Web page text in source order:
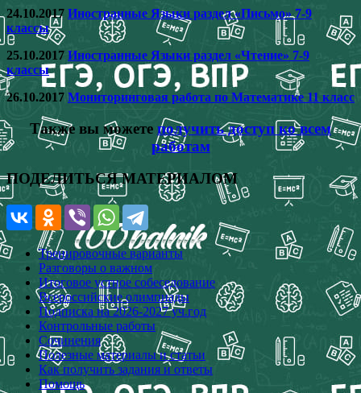
24.10.2017 Иностранные Языки раздел «Письмо» 7-9
классы
25.10.2017 Иностранные Языки раздел «Чтение» 7-9
классы
26.10.2017 Мониторинговая работа по Математике 11 класс
Также вы можете получить доступ ко всем
работам
ПОДЕЛИТЬСЯ МАТЕРИАЛОМ
Тренировочные варианты
Разговоры о важном
Итоговое устное собеседование
Всероссийские олимпиады
Подписка на 2026-2027 уч.год
Контрольные работы
Сочинения
Полезные материалы и статьи
Как получить задания и ответы
Помощь